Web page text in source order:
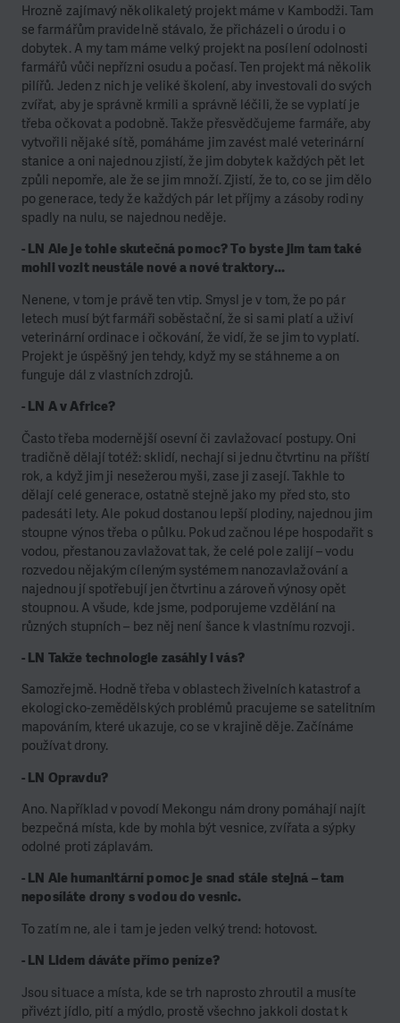
Hrozně zajímavý několikaletý projekt máme v Kambodži. Tam
se farmářům pravidelně stávalo, že přicházeli o úrodu i o
dobytek. A my tam máme velký projekt na posílení odolnosti
farmářů vůči nepřízni osudu a počasí. Ten projekt má několik
pilířů. Jeden z nich je veliké školení, aby investovali do svých
zvířat, aby je správně krmili a správně léčili, že se vyplatí je
třeba očkovat a podobně. Takže přesvědčujeme farmáře, aby
vytvořili nějaké sítě, pomáháme jim zavést malé veterinární
stanice a oni najednou zjistí, že jim dobytek každých pět let
způli nepomře, ale že se jim množí. Zjistí, že to, co se jim dělo
po generace, tedy že každých pár let příjmy a zásoby rodiny
spadly na nulu, se najednou neděje.
- LN Ale je tohle skutečná pomoc? To byste jim tam také
mohli vozit neustále nové a nové traktory...
Nenene, v tom je právě ten vtip. Smysl je v tom, že po pár
letech musí být farmáři soběstační, že si sami platí a uživí
veterinární ordinace i očkování, že vidí, že se jim to vyplatí.
Projekt je úspěšný jen tehdy, když my se stáhneme a on
funguje dál z vlastních zdrojů.
- LN A v Africe?
Často třeba modernější osevní či zavlažovací postupy. Oni
tradičně dělají totéž: sklidí, nechají si jednu čtvrtinu na příští
rok, a když jim ji nesežerou myši, zase ji zasejí. Takhle to
dělají celé generace, ostatně stejně jako my před sto, sto
padesáti lety. Ale pokud dostanou lepší plodiny, najednou jim
stoupne výnos třeba o půlku. Pokud začnou lépe hospodařit s
vodou, přestanou zavlažovat tak, že celé pole zalijí – vodu
rozvedou nějakým cíleným systémem nanozavlažování a
najednou jí spotřebují jen čtvrtinu a zároveň výnosy opět
stoupnou. A všude, kde jsme, podporujeme vzdělání na
různých stupních – bez něj není šance k vlastnímu rozvoji.
- LN Takže technologie zasáhly i vás?
Samozřejmě. Hodně třeba v oblastech živelních katastrof a
ekologicko-zemědělských problémů pracujeme se satelitním
mapováním, které ukazuje, co se v krajině děje. Začínáme
používat drony.
- LN Opravdu?
Ano. Například v povodí Mekongu nám drony pomáhají najít
bezpečná místa, kde by mohla být vesnice, zvířata a sýpky
odolné proti záplavám.
- LN Ale humanitární pomoc je snad stále stejná – tam
neposíláte drony s vodou do vesnic.
To zatím ne, ale i tam je jeden velký trend: hotovost.
- LN Lidem dáváte přímo peníze?
Jsou situace a místa, kde se trh naprosto zhroutil a musíte
přivézt jídlo, pití a mýdlo, prostě všechno jakkoli dostat k